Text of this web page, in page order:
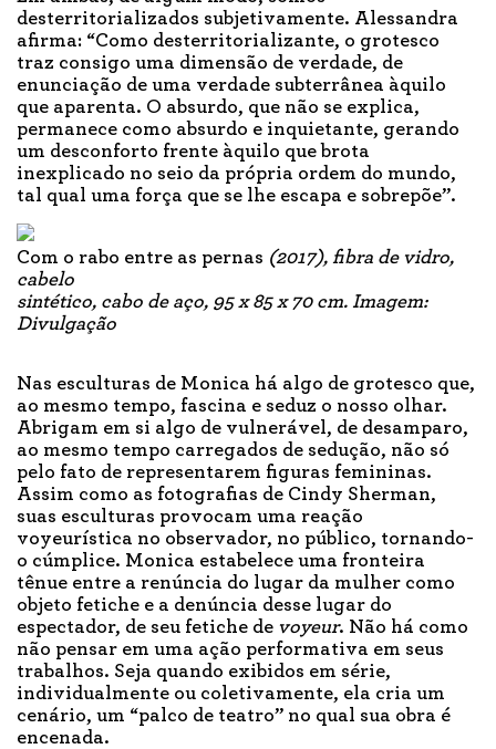
desterritorializados subjetivamente. Alessandra
afirma: “Como desterritorializante, o grotesco
traz consigo uma dimensão de verdade, de
enunciação de uma verdade subterrânea àquilo
que aparenta. O absurdo, que não se explica,
permanece como absurdo e inquietante, gerando
um desconforto frente àquilo que brota
inexplicado no seio da própria ordem do mundo,
tal qual uma força que se lhe escapa e sobrepõe”.
Com o rabo entre as pernas (2017), fibra de vidro,
cabelo
sintético, cabo de aço, 95 x 85 x 70 cm. Imagem:
Divulgação
Nas esculturas de Monica há algo de grotesco que,
ao mesmo tempo, fascina e seduz o nosso olhar.
Abrigam em si algo de vulnerável, de desamparo,
ao mesmo tempo carregados de sedução, não só
pelo fato de representarem figuras femininas.
Assim como as fotografias de Cindy Sherman,
suas esculturas provocam uma reação
voyeurística no observador, no público, tornando-
o cúmplice. Monica estabelece uma fronteira
tênue entre a renúncia do lugar da mulher como
objeto fetiche e a denúncia desse lugar do
espectador, de seu fetiche de voyeur. Não há como
não pensar em uma ação performativa em seus
trabalhos. Seja quando exibidos em série,
individualmente ou coletivamente, ela cria um
cenário, um “palco de teatro” no qual sua obra é
encenada.